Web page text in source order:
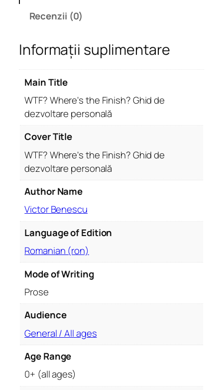
W
h
e
i
s
G
d
e
Recenzii (0)
Informații suplimentare
Main Title
WTF? Where's the Finish? Ghid de
dezvoltare personală
Cover Title
WTF? Where's the Finish? Ghid de
dezvoltare personală
Author Name
Victor Benescu
Language of Edition
Romanian (ron)
Mode of Writing
Prose
Audience
General / All ages
Age Range
0+ (all ages)